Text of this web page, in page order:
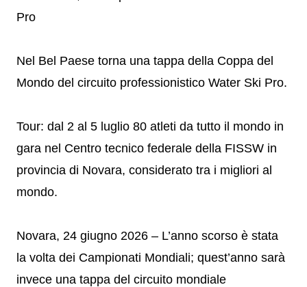
Pro
Nel Bel Paese torna una tappa della Coppa del
Mondo del circuito professionistico Water Ski Pro.
Tour: dal 2 al 5 luglio 80 atleti da tutto il mondo in
gara nel Centro tecnico federale della FISSW in
provincia di Novara, considerato tra i migliori al
mondo.
Novara, 24 giugno 2026 – L’anno scorso è stata
la volta dei Campionati Mondiali; quest’anno sarà
invece una tappa del circuito mondiale